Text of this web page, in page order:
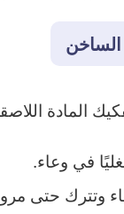
المادة
في وعاء.
حتى مرور 15